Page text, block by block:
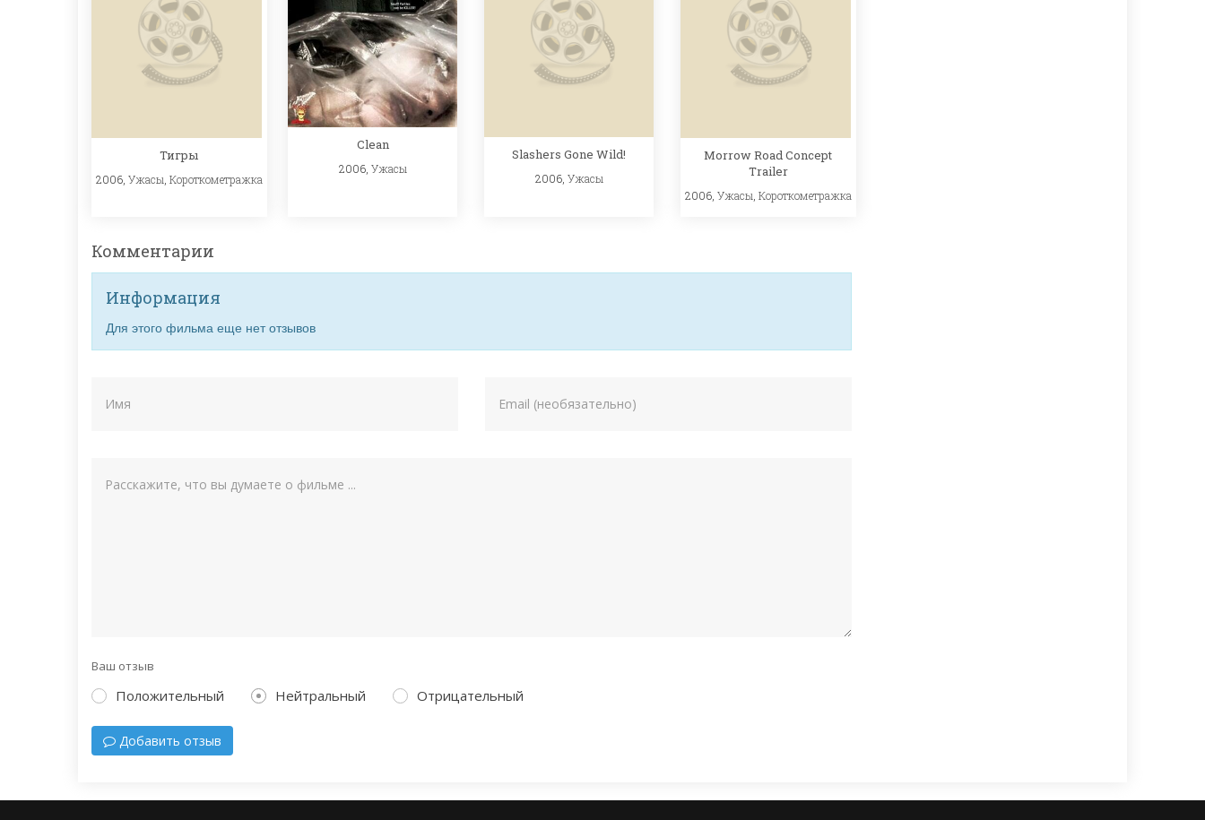
Тигры
2006, Ужасы Короткометражка
Clean
2006, Ужасы
Slashers Gone Wild!
2006, Ужасы
Morrow Road Concept
Trailer
2006, Ужасы Короткометражка
Комментарии
Информация
Для этого фильма еще нет отзывов
Ваш отзыв
Положительный Нейтральный Отрицательный
Добавить отзыв